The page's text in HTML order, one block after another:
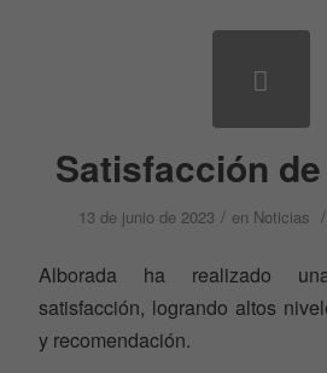
Satisfacción
13 de junio de 2023 / en Noticias /
Alborada ha realizado
satisfacción, logrando altos
y recomendación.